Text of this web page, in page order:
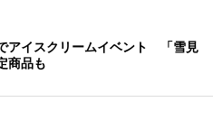
アイスクリームイベント 「雪見
商品も